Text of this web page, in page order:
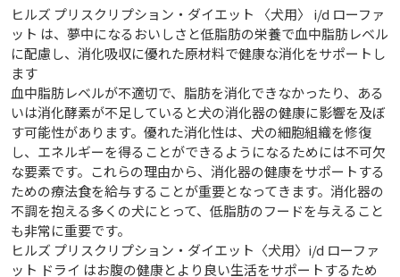
ヒルズ プリスクリプション・ダイエット 〈犬用〉 i/d ローファ
ット は、夢中になるおいしさと低脂肪の栄養で血中脂肪レベル
に配慮し、消化吸収に優れた原材料で健康な消化をサポートし
ます
血中脂肪レベルが不適切で、脂肪を消化できなかったり、ある
いは消化酵素が不足していると犬の消化器の健康に影響を及ぼ
す可能性があります。優れた消化性は、犬の細胞組織を修復
し、エネルギーを得ることができるようになるためには不可欠
な要素です。これらの理由から、消化器の健康をサポートする
ための療法食を給与することが重要となってきます。消化器の
不調を抱える多くの犬にとって、低脂肪のフードを与えること
も非常に重要です。
ヒルズ プリスクリプション・ダイエット〈犬用〉i/d ローファ
ット ドライ はお腹の健康とより良い生活をサポートするため